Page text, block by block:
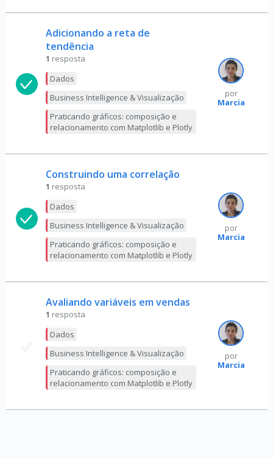
Adicionando a reta de
tendência
1 resposta
Dados
Business Intelligence & Visualização
Praticando gráficos: composição e
relacionamento com Matplotlib e Plotly
por
Marcia
Construindo uma correlação
1 resposta
Dados
Business Intelligence & Visualização
Praticando gráficos: composição e
relacionamento com Matplotlib e Plotly
por
Marcia
Avaliando variáveis em vendas
1 resposta
Dados
Business Intelligence & Visualização
Praticando gráficos: composição e
relacionamento com Matplotlib e Plotly
por
Marcia